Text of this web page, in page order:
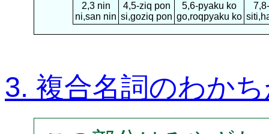
2,3 nin
ni,san nin
4,5-ziq pon
si,goziq pon
5,6-pyaku ko
go,roqpyaku ko
3. 複合名詞のわか